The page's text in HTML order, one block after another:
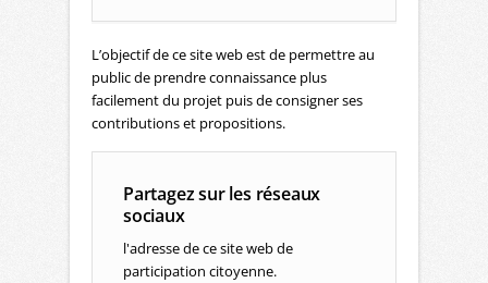
L’objectif de ce site web est de permettre au
public de prendre connaissance plus
facilement du projet puis de consigner ses
contributions et propositions.
Partagez sur les réseaux
sociaux
l'adresse de ce site web de
participation citoyenne.